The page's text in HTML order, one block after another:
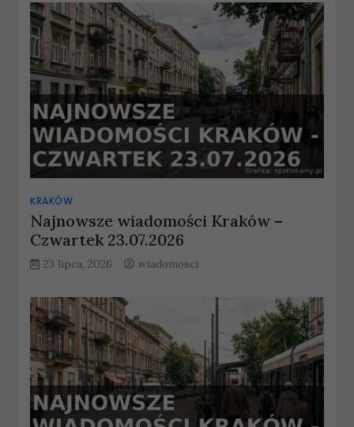
KRAKÓW
Najnowsze wiadomości Kraków –
Czwartek 23.07.2026
23 lipca, 2026 wiadomosci